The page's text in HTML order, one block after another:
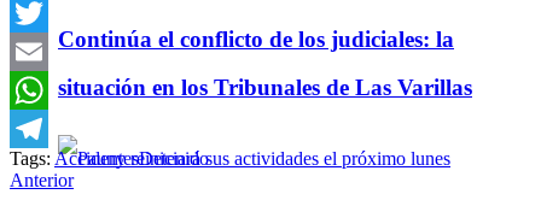
Continúa el conflicto de los judiciales: la
situación en los Tribunales de Las Varillas
Facebook
Twitter
Email
WhatsApp
Telegram
Tags: AccidentesDetenido
Anterior